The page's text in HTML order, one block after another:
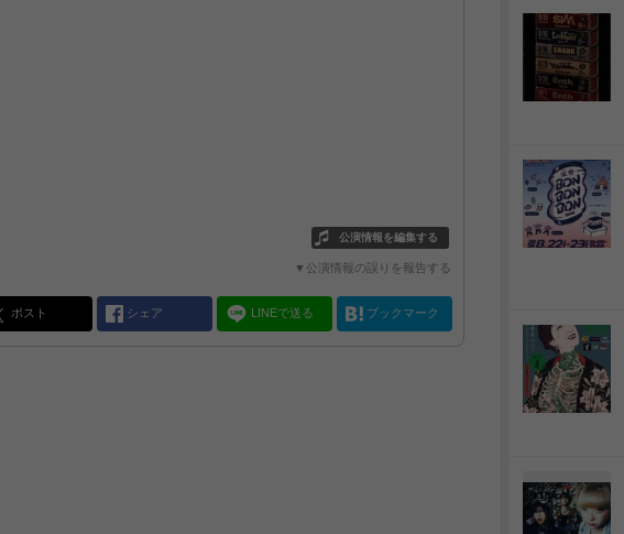
公演情報を編集する
▼公演情報の誤りを報告する
ポスト シェア LINEで送る ブックマーク